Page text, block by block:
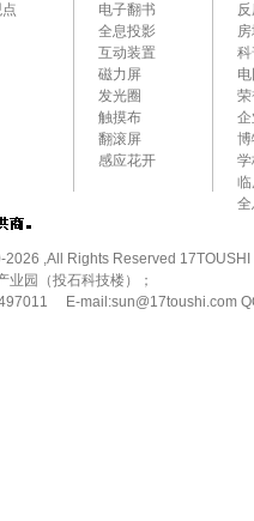
电子翻书
全息投影
互动装置
磁力屏
发光圈
触摸布
翻滚屏
感应花开
,All Rights Reserved 17TOUSHI
业园（投石科技楼）；
E-mail:sun@17toushi.com